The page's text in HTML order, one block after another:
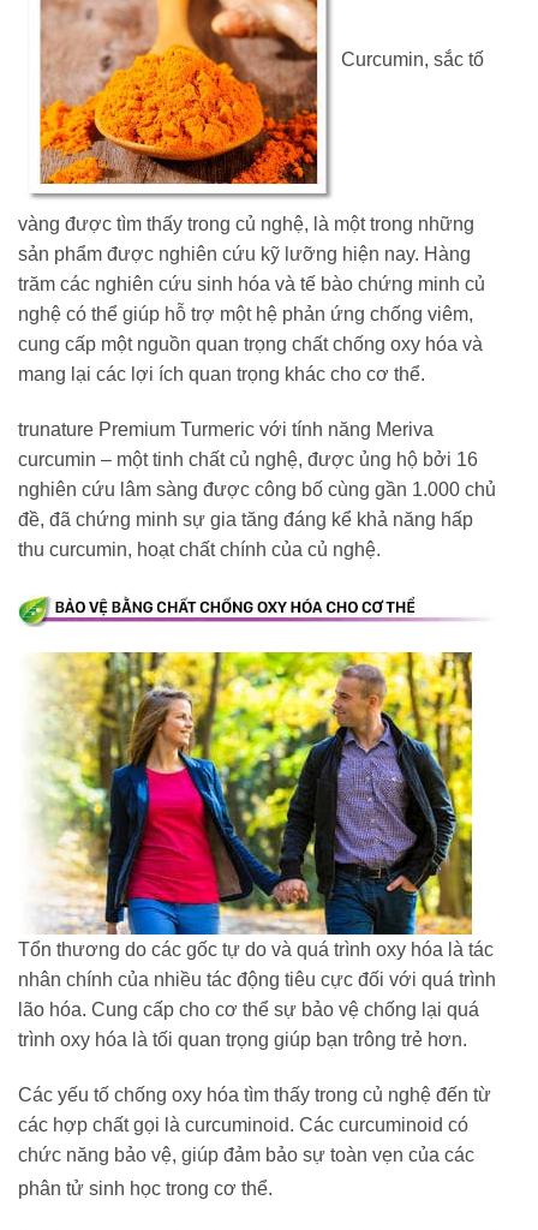
Curcumin, sắc tố
vàng được tìm thấy trong củ nghệ, là một trong những
sản phẩm được nghiên cứu kỹ lưỡng hiện nay. Hàng
trăm các nghiên cứu sinh hóa và tế bào chứng minh củ
nghệ có thể giúp hỗ trợ một hệ phản ứng chống viêm,
cung cấp một nguồn quan trọng chất chống oxy hóa và
mang lại các lợi ích quan trọng khác cho cơ thể.
trunature Premium Turmeric với tính năng Meriva
curcumin – một tinh chất củ nghệ, được ủng hộ bởi 16
nghiên cứu lâm sàng được công bố cùng gần 1.000 chủ
đề, đã chứng minh sự gia tăng đáng kể khả năng hấp
thu curcumin, hoạt chất chính của củ nghệ.
Tổn thương do các gốc tự do và quá trình oxy hóa là tác
nhân chính của nhiều tác động tiêu cực đối với quá trình
lão hóa. Cung cấp cho cơ thể sự bảo vệ chống lại quá
trình oxy hóa là tối quan trọng giúp bạn trông trẻ hơn.
Các yếu tố chống oxy hóa tìm thấy trong củ nghệ đến từ
các hợp chất gọi là curcuminoid. Các curcuminoid có
chức năng bảo vệ, giúp đảm bảo sự toàn vẹn của các
phân tử sinh học trong cơ thể.